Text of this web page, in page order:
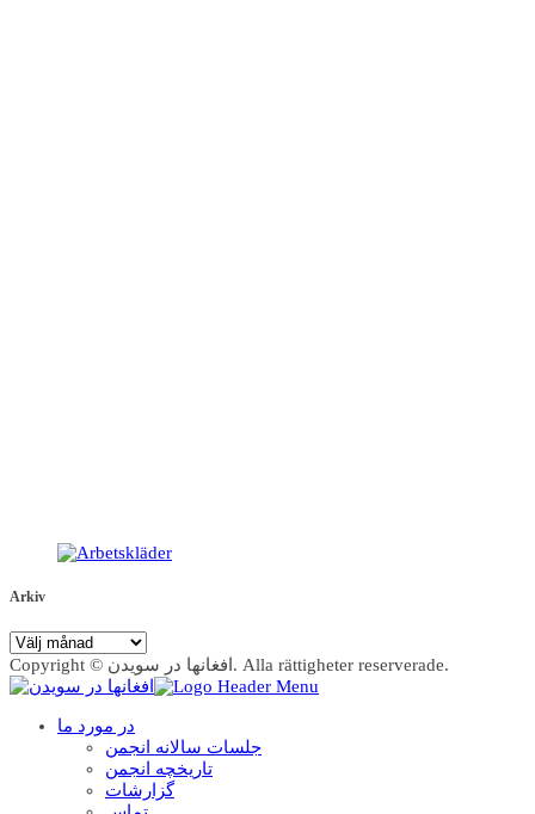
Arkiv
Arkiv
Copyright © افغانها در سویدن. Alla rättigheter reserverade.
در مورد ما
جلسات سالانه انجمن
تاریخچه انجمن
گزارشات